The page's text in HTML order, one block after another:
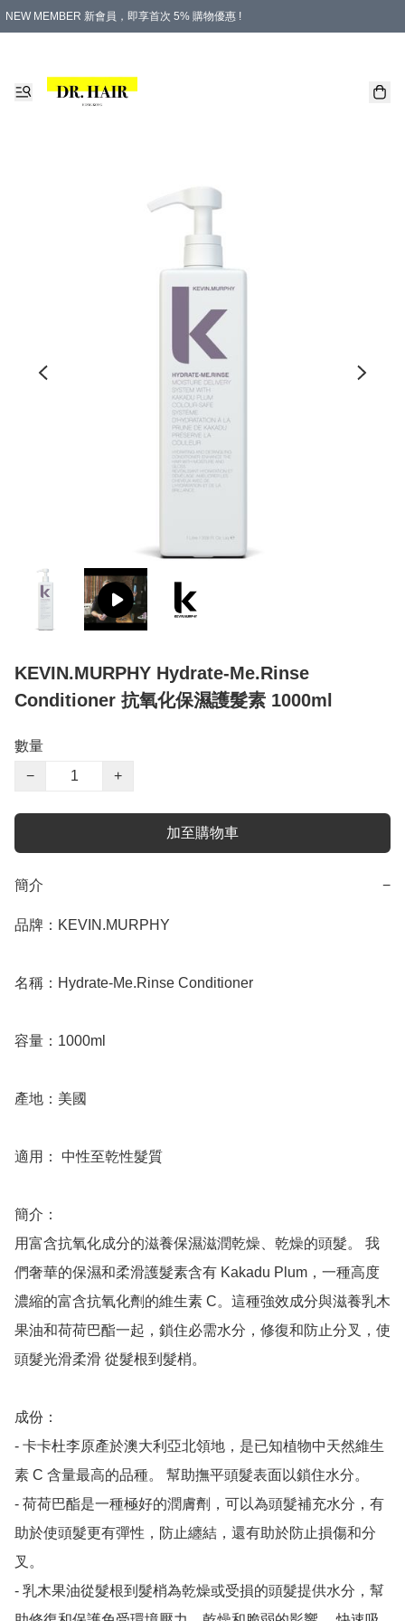
NEW MEMBER 新會員，即享首次 5% 購物優惠 !
KEVIN.MURPHY Hydrate-Me.Rinse
Conditioner 抗氧化保濕護髮素 1000ml
數量
−
+
加至購物車
簡介 −
品牌：KEVIN.MURPHY
名稱：Hydrate-Me.Rinse Conditioner
容量：1000ml
產地：美國
適用： 中性至乾性髮質
簡介：
用富含抗氧化成分的滋養保濕滋潤乾燥、乾燥的頭髮。 我
們奢華的保濕和柔滑護髮素含有 Kakadu Plum，一種高度
濃縮的富含抗氧化劑的維生素 C。這種強效成分與滋養乳木
果油和荷荷巴酯一起，鎖住必需水分，修復和防止分叉，使
頭髮光滑柔滑 從髮根到髮梢。
成份：
- 卡卡杜李原產於澳大利亞北領地，是已知植物中天然維生
素 C 含量最高的品種。 幫助撫平頭髮表面以鎖住水分。
- 荷荷巴酯是一種極好的潤膚劑，可以為頭髮補充水分，有
助於使頭髮更有彈性，防止纏結，還有助於防止損傷和分
叉。
- 乳木果油從髮根到髮梢為乾燥或受損的頭髮提供水分，幫